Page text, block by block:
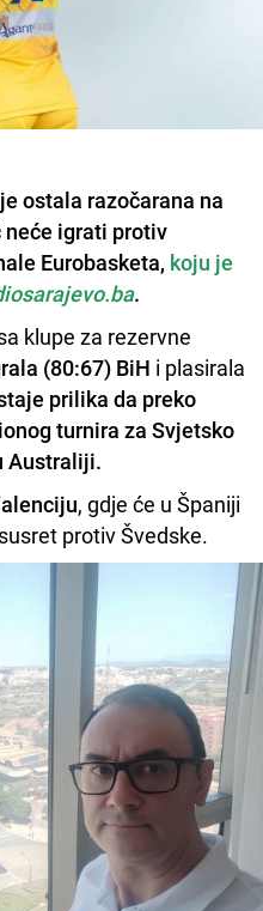
je ostala razočarana na
neće igrati protiv
Eurobasketa, koju je
.
klupe za rezervne
(80:67) BiH i plasirala
prilika da preko
turnira za Svjetsko
Australiji.
, gdje će u Španiji
protiv Švedske.